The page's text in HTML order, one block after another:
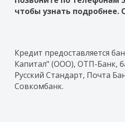
чтобы узнать подробнее.
Кредит предоставляется
Капитал" (ООО), ОТП-Банк,
Русский Стандарт, Почта
Совкомбанк.